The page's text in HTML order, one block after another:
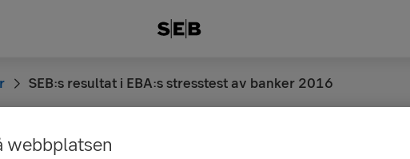
SEB:s resultat i EBA:s stresstest av banker 2016
webbplatsen